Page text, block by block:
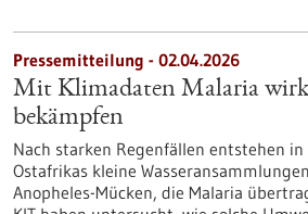
Pressemitteilung - 02.04.2026
Mit Klimadaten Malaria
bekämpfen
Nach starken Regenfällen entstehen in
Ostafrikas kleine
Anopheles-Mücken, die Malaria